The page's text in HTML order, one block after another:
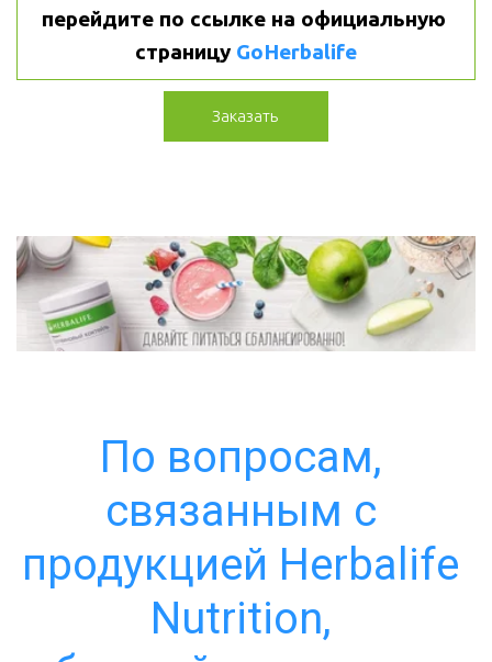
перейдите по ссылке на официальную
страницу GoHerbalife
Заказать
По вопросам,
связанным с
продукцией Herbalife
Nutrition,